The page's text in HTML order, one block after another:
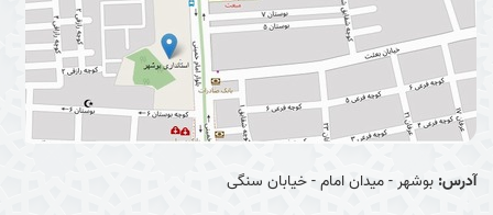
آدرس: بوشهر - میدان امام - خیابان سنگی